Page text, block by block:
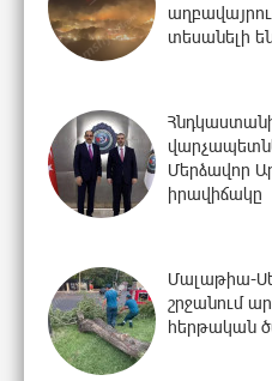
տեսանելի
Մերձավոր
իրավիճակը
Մալաթիա-
շրջանում
հերթական